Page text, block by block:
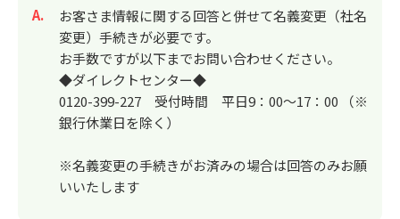
回答
お客さま情報に関する回答と併せて名義変更（社名
変更）手続きが必要です。
お手数ですが以下までお問い合わせください。
◆ダイレクトセンター◆
0120-399-227 受付時間 平日9：00～17：00 （※
銀行休業日を除く）
※名義変更の手続きがお済みの場合は回答のみお願
いいたします